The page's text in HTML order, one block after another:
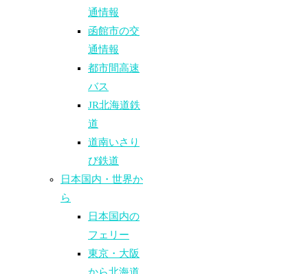
通情報
函館市の交
通情報
都市間高速
バス
JR北海道鉄
道
道南いさり
び鉄道
日本国内・世界か
ら
日本国内の
フェリー
東京・大阪